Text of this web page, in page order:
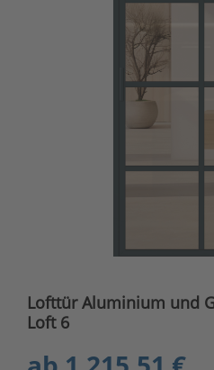
Lofttür Aluminium und
Loft 6